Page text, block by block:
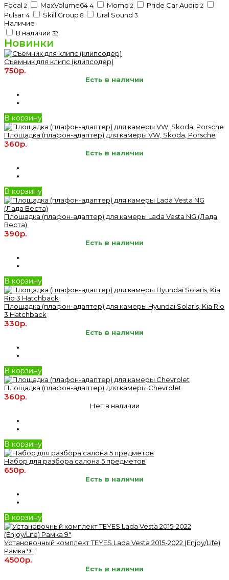
Focal 2 MaxVolume64 4 Momo 2 Pride Car Audio 2
Pulsar 4 Skill Group 8 Ural Sound 3
Наличие
В наличии 32
Новинки
Съемник для клипс (клипсодер)
750р.
Есть в наличии
В корзину
Площадка (плафон-адаптер) для камеры VW, Skoda, Porsche
360р.
Есть в наличии
В корзину
Площадка (плафон-адаптер) для камеры Lada Vesta NG (Лада
Веста)
390р.
Есть в наличии
В корзину
Площадка (плафон-адаптер) для камеры Hyundai Solaris, Kia Rio
3 Hatchback
330р.
Есть в наличии
В корзину
Площадка (плафон-адаптер) для камеры Chevrolet
360р.
Нет в наличии
В корзину
Набор для разбора салона 5 предметов
650р.
Есть в наличии
В корзину
Установочный комплект TEYES Lada Vesta 2015-2022 (Enjoy/Life)
Рамка 9"
4500р.
Есть в наличии